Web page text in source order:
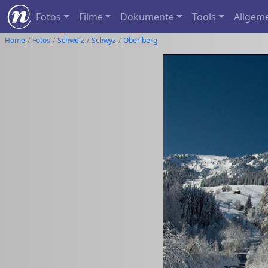
Fotos Filme Dokumente Tools
Home Fotos Schweiz Schwyz Oberiberg